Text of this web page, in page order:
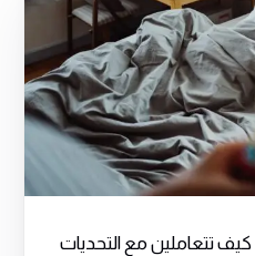
كيف تتعاملين مع التحديات